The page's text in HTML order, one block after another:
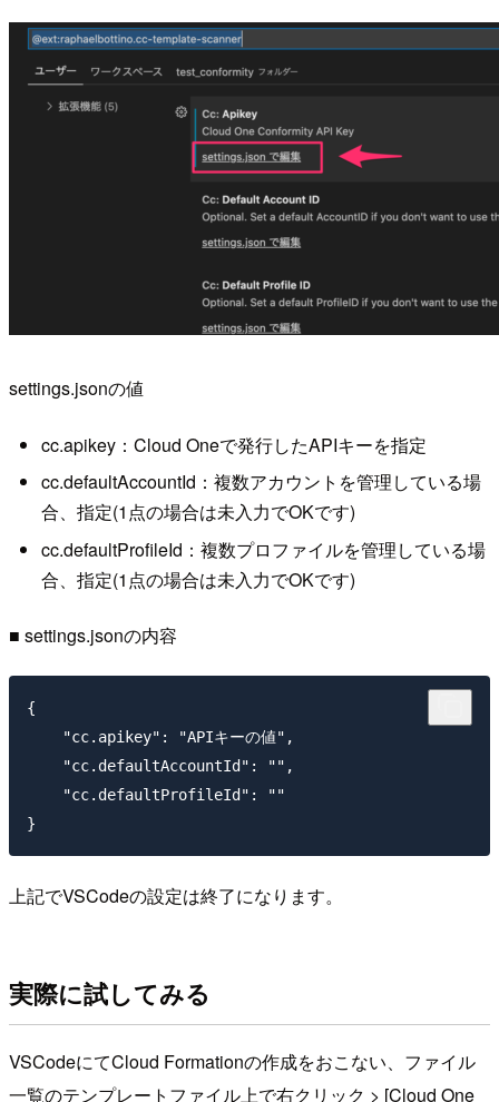
settings.jsonの値
cc.apikey：Cloud Oneで発行したAPIキーを指定
cc.defaultAccountId：複数アカウントを管理している場
合、指定(1点の場合は未入力でOKです)
cc.defaultProfileId：複数プロファイルを管理している場
合、指定(1点の場合は未入力でOKです)
■ settings.jsonの内容
{
    "cc.apikey": "APIキーの値",
    "cc.defaultAccountId": "",
    "cc.defaultProfileId": ""
上記でVSCodeの設定は終了になります。
実際に試してみる
VSCodeにてCloud Formationの作成をおこない、ファイル
一覧のテンプレートファイル上で右クリック > [Cloud One